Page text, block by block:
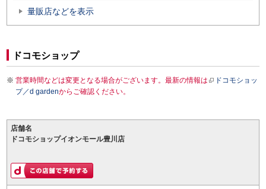
量販店などを表示
ドコモショップ
営業時間などは変更となる場合がございます。最新の情報は
ドコモショッ
プ／d gardenからご確認ください。
店舗名
ドコモショップイオンモール豊川店